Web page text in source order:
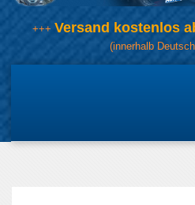
+++ Versand kostenlos
(innerhalb